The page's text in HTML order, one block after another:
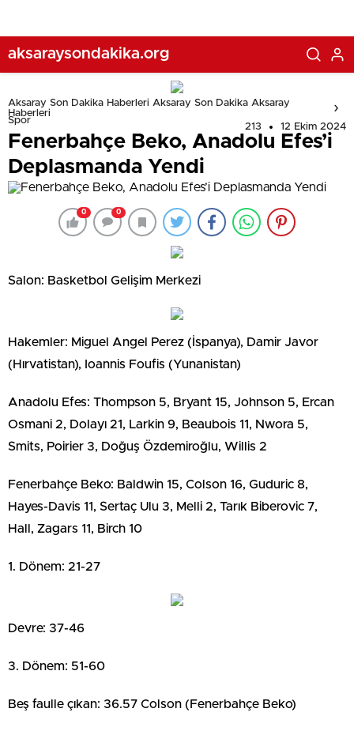
aksaraysondakika.org
Aksaray Son Dakika Haberleri Aksaray Son Dakika Aksaray
Haberleri
Spor
213 12 Ekim 2024
Fenerbahçe Beko, Anadolu Efes’i
Deplasmanda Yendi
0 0
Salon: Basketbol Gelişim Merkezi
Hakemler: Miguel Angel Perez (İspanya), Damir Javor
(Hırvatistan), Ioannis Foufis (Yunanistan)
Anadolu Efes: Thompson 5, Bryant 15, Johnson 5, Ercan
Osmani 2, Dolayı 21, Larkin 9, Beaubois 11, Nwora 5,
Smits, Poirier 3, Doğuş Özdemiroğlu, Willis 2
Fenerbahçe Beko: Baldwin 15, Colson 16, Guduric 8,
Hayes-Davis 11, Sertaç Ulu 3, Melli 2, Tarık Biberovic 7,
Hall, Zagars 11, Birch 10
1. Dönem: 21-27
Devre: 37-46
3. Dönem: 51-60
Beş faulle çıkan: 36.57 Colson (Fenerbahçe Beko)